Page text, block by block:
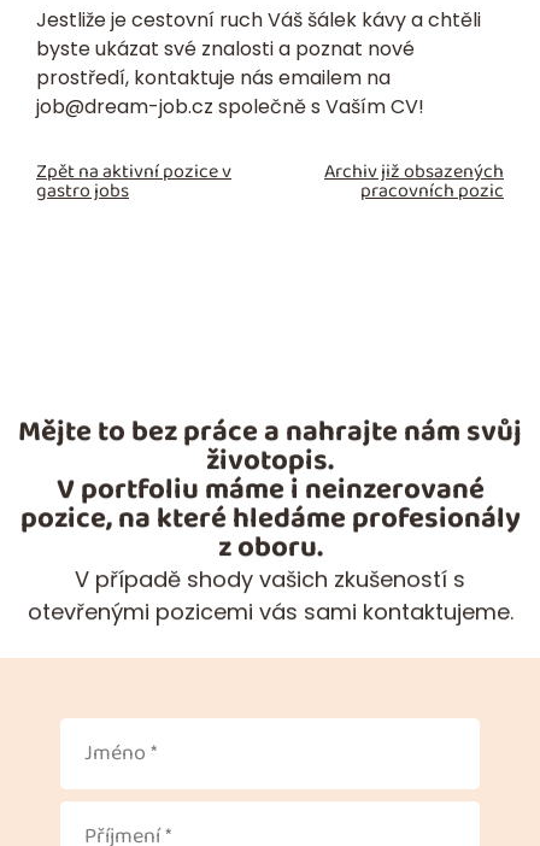
Jestliže je cestovní ruch Váš šálek kávy a chtěli
byste ukázat své znalosti a poznat nové
prostředí, kontaktuje nás emailem na
job@dream-job.cz společně s Vaším CV!
Zpět na aktivní pozice v
gastro jobs
Archiv již obsazených
pracovních pozic
Mějte to bez práce a nahrajte nám svůj
životopis.
V portfoliu máme i neinzerované
pozice, na které hledáme profesionály
z oboru.
V případě shody vašich zkušeností s
otevřenými pozicemi vás sami kontaktujeme.